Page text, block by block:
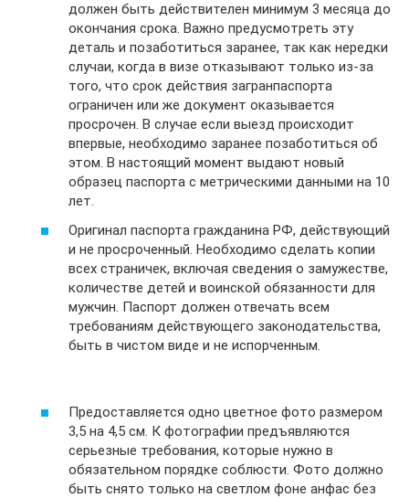
должен быть действителен минимум 3 месяца до
окончания срока. Важно предусмотреть эту
деталь и позаботиться заранее, так как нередки
случаи, когда в визе отказывают только из-за
того, что срок действия загранпаспорта
ограничен или же документ оказывается
просрочен. В случае если выезд происходит
впервые, необходимо заранее позаботиться об
этом. В настоящий момент выдают новый
образец паспорта с метрическими данными на 10
лет.
Оригинал паспорта гражданина РФ, действующий
и не просроченный. Необходимо сделать копии
всех страничек, включая сведения о замужестве,
количестве детей и воинской обязанности для
мужчин. Паспорт должен отвечать всем
требованиям действующего законодательства,
быть в чистом виде и не испорченным.
Предоставляется одно цветное фото размером
3,5 на 4,5 см. К фотографии предъявляются
серьезные требования, которые нужно в
обязательном порядке соблюсти. Фото должно
быть снято только на светлом фоне анфас без